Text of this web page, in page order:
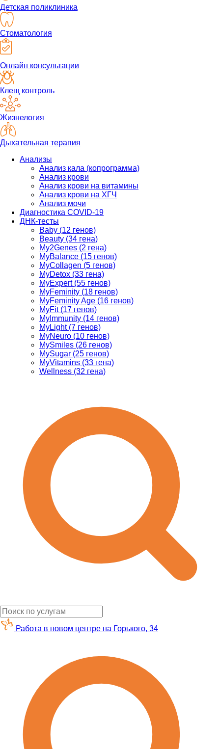
Детская поликлиника
Стоматология
Онлайн консультации
Клещ контроль
Жизнелогия
Дыхательная терапия
Анализы
Анализ кала (копрограмма)
Анализ крови
Анализ крови на витамины
Анализ крови на ХГЧ
Анализ мочи
Диагностика COVID-19
ДНК-тесты
Baby (12 генов)
Beauty (34 гена)
My2Genes (2 гена)
MyBalance (15 генов)
MyCollagen (5 генов)
MyDetox (33 гена)
MyExpert (55 генов)
MyFeminity (18 генов)
MyFeminity Age (16 генов)
MyFit (17 генов)
MyImmunity (14 генов)
MyLight (7 генов)
MyNeuro (10 генов)
MySmiles (26 генов)
MySugar (25 генов)
MyVitamins (33 гена)
Wellness (32 гена)
Работа в новом центре на Горького, 34